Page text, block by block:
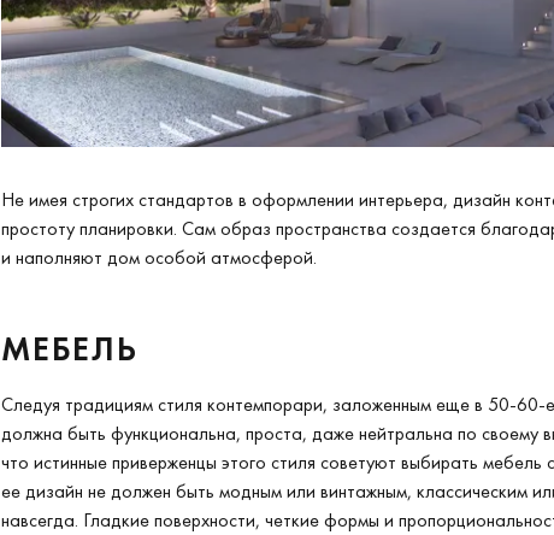
Не имея строгих стандартов в оформлении интерьера, дизайн
простоту планировки. Сам образ пространства создается
и наполняют дом особой атмосферой.
МЕБЕЛЬ
Следуя традициям стиля контемпорари, заложенным еще в 50-60-
должна быть функциональна, проста, даже нейтральна по своему
что истинные приверженцы этого стиля советуют выбирать
ее дизайн не должен быть модным или винтажным, классическим
навсегда. Гладкие поверхности, четкие формы и